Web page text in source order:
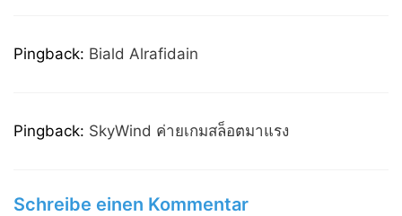
Pingback: Biald Alrafidain
Pingback: SkyWind ค่ายเกมสล็อตมาแรง
Schreibe einen Kommentar